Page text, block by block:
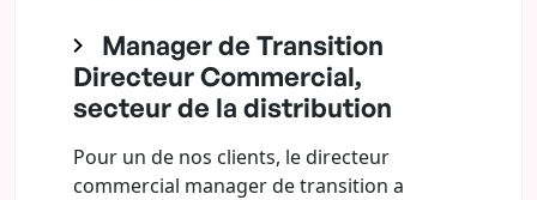
Manager de Transition
Directeur Commercial,
secteur de la distribution
Pour un de nos clients, le directeur
commercial manager de transition a